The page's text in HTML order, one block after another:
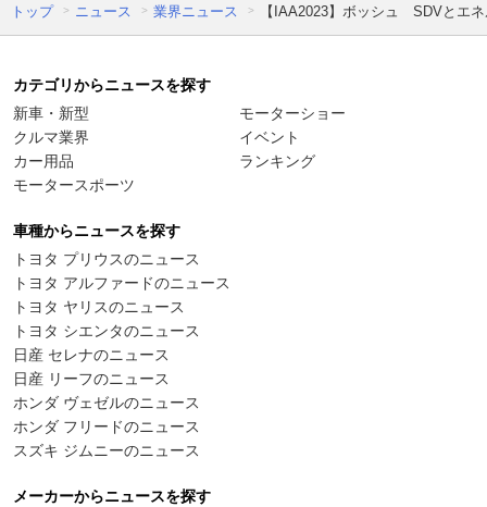
トップ ニュース 業界ニュース 【IAA2023】ボッシュ SDVとエ
カテゴリからニュースを探す
新車・新型
クルマ業界
カー用品
モータースポーツ
モーターショー
イベント
ランキング
車種からニュースを探す
トヨタ プリウスのニュース
トヨタ アルファードのニュース
トヨタ ヤリスのニュース
トヨタ シエンタのニュース
日産 セレナのニュース
日産 リーフのニュース
ホンダ ヴェゼルのニュース
ホンダ フリードのニュース
スズキ ジムニーのニュース
メーカーからニュースを探す